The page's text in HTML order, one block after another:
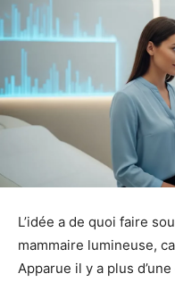
L’idée a de quoi faire
mammaire lumineuse,
Apparue il y a plus